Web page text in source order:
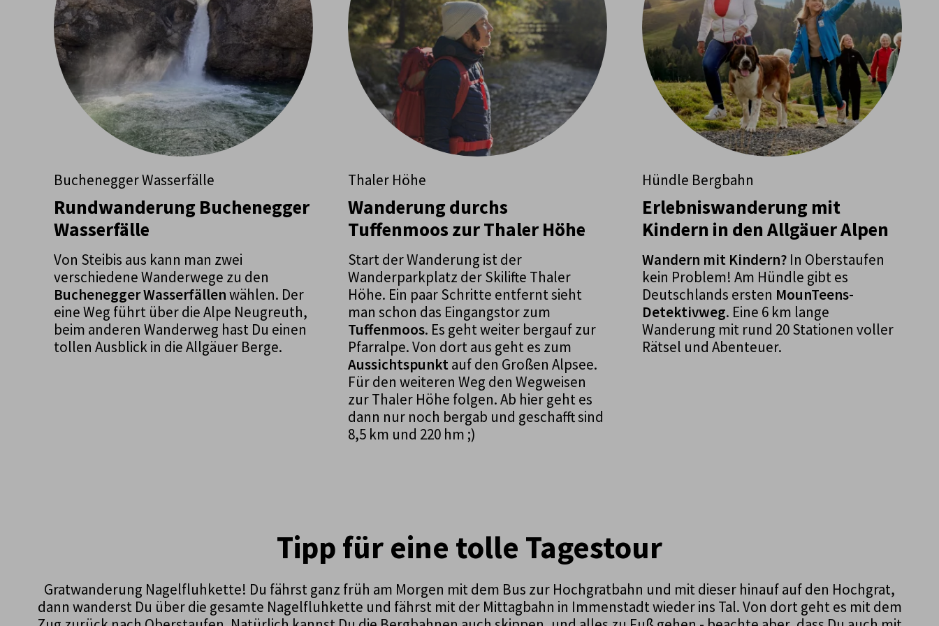
Buchenegger Wasserfälle
Rundwanderung Buchenegger
Wasserfälle
Von Steibis aus kann man zwei
verschiedene Wanderwege zu den
Buchenegger Wasserfällenwählen. Der
eine Weg führt über die Alpe Neugreuth,
beim anderen Wanderweg hast Du einen
tollen Ausblick in die Allgäuer Berge.
Thaler Höhe
Wanderung durchs
Tuffenmoos zur Thaler Höhe
Start der Wanderung ist der
Wanderparkplatz der Skilifte Thaler
Höhe. Ein paar Schritte entfernt sieht
man schon das Eingangstor zum
Tuffenmoos. Es geht weiter bergauf zur
Pfarralpe. Von dort aus geht es zum
Aussichtspunktauf den Großen Alpsee.
Für den weiteren Weg den Wegweisen
zur Thaler Höhe folgen. Ab hier geht es
dann nur noch bergab und geschafft sind
8,5 km und 220 hm ;)
Hündle Bergbahn
Erlebniswanderung mit
Kindern in den Allgäuer Alpen
Wandern mit Kindern? In Oberstaufen
kein Problem! Am Hündle gibt es
Deutschlands ersten MounTeens-
Detektivweg. Eine 6 km lange
Wanderung mit rund 20 Stationen voller
Rätsel und Abenteuer.
Tipp für eine tolle Tagestour
Gratwanderung Nagelfluhkette! Du fährst ganz früh am Morgen mit dem Bus zur Hochgratbahn und mit dieser hinauf auf den Hochgrat,
dann wanderst Du über die gesamte Nagelfluhkette und fährst mit der Mittagbahn in Immenstadt wieder ins Tal. Von dort geht es mit dem